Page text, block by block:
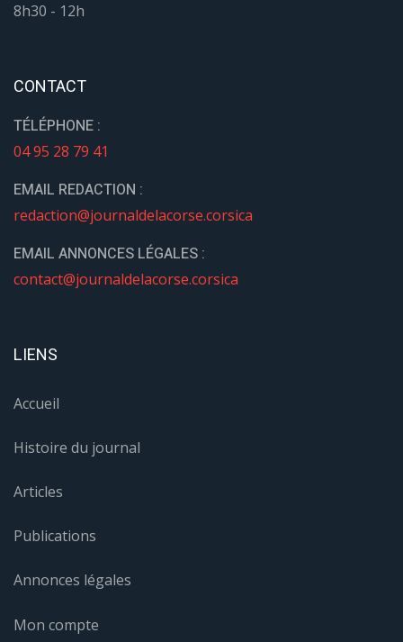
8h30 - 12h
CONTACT
TÉLÉPHONE :
04 95 28 79 41
EMAIL REDACTION :
redaction@journaldelacorse.corsica
EMAIL ANNONCES LÉGALES :
contact@journaldelacorse.corsica
LIENS
Accueil
Histoire du journal
Articles
Publications
Annonces légales
Mon compte